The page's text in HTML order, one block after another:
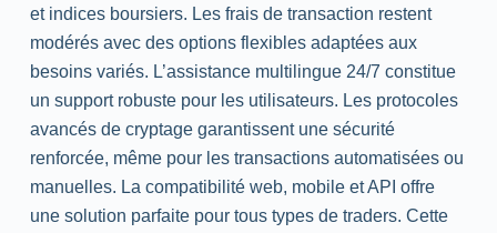
et indices boursiers. Les frais de transaction restent
modérés avec des options flexibles adaptées aux
besoins variés. L’assistance multilingue 24/7 constitue
un support robuste pour les utilisateurs. Les protocoles
avancés de cryptage garantissent une sécurité
renforcée, même pour les transactions automatisées ou
manuelles. La compatibilité web, mobile et API offre
une solution parfaite pour tous types de traders. Cette